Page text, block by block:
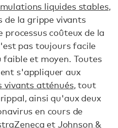
liquides stables,
de la grippe vivants
coûteux de la
pas toujours facile
faible et moyen. Toutes
s'appliquer aux
vivants atténués, tout
ainsi qu'aux deux
en cours de
et Johnson &